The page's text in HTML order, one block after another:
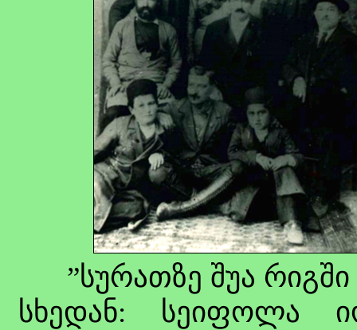
”სურათზე შუა რიგში
სხედან: სეიფოლა